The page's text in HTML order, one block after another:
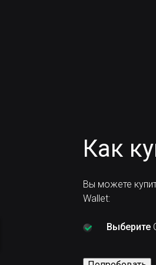
Как
Вы можете
Wallet:
Выберите